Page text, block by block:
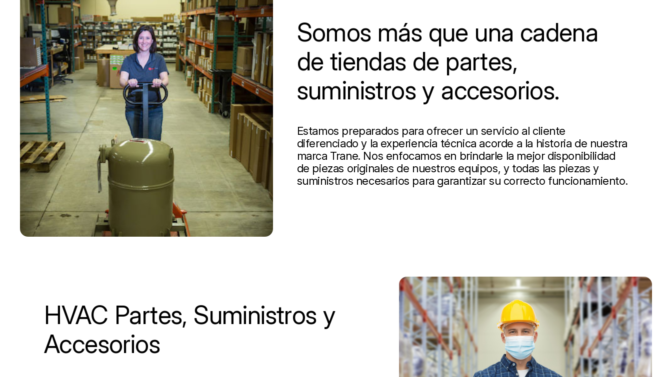
Somos más que una cadena
de tiendas de partes,
suministros y accesorios.
Estamos preparados para ofrecer un servicio al cliente
diferenciado y la experiencia técnica acorde a la historia de nuestra
marca Trane. Nos enfocamos en brindarle la mejor disponibilidad
de piezas originales de nuestros equipos, y todas las piezas y
suministros necesarios para garantizar su correcto funcionamiento.
HVAC Partes, Suministros y
Accesorios